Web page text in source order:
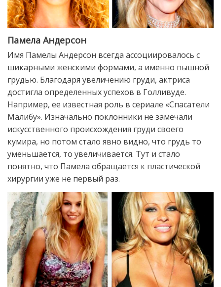
Памела Андерсон
Имя Памелы Андерсон всегда ассоциировалось с
шикарными женскими формами, а именно пышной
грудью. Благодаря увеличению груди, актриса
достигла определенных успехов в Голливуде.
Например, ее известная роль в сериале «Спасатели
Малибу». Изначально поклонники не замечали
искусственного происхождения груди своего
кумира, но потом стало явно видно, что грудь то
уменьшается, то увеличивается. Тут и стало
понятно, что Памела обращается к пластической
хирургии уже не первый раз.